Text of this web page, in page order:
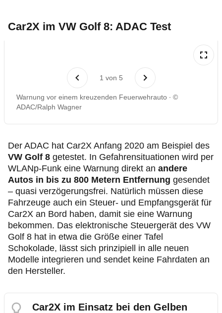
Car2X im VW Golf 8: ADAC Test
1 von 5
Warnung vor einem kreuzenden Feuerwehrauto
©
ADAC/Ralph Wagner
Der ADAC hat Car2X Anfang 2020 am Beispiel des
VW Golf 8 getestet. In Gefahrensituationen wird per
WLANp-Funk eine Warnung direkt an andere
Autos in bis zu 800 Metern Entfernung gesendet
– quasi verzögerungsfrei. Natürlich müssen diese
Fahrzeuge auch ein Steuer- und Empfangsgerät für
Car2X an Bord haben, damit sie eine Warnung
bekommen. Das elektronische Steuergerät des VW
Golf 8 hat in etwa die Größe einer Tafel
Schokolade, lässt sich prinzipiell in alle neuen
Modelle integrieren und sendet keine Fahrdaten an
den Hersteller.
Car2X im Einsatz bei den Gelben